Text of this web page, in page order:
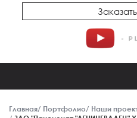
Главная Портфолио Наши